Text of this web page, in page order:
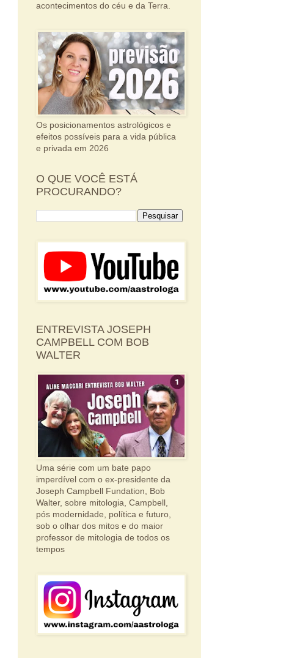
acontecimentos do céu e da Terra.
Os posicionamentos astrológicos e
efeitos possíveis para a vida pública
e privada em 2026
O QUE VOCÊ ESTÁ
PROCURANDO?
ENTREVISTA JOSEPH
CAMPBELL COM BOB
WALTER
Uma série com um bate papo
imperdível com o ex-presidente da
Joseph Campbell Fundation, Bob
Walter, sobre mitologia, Campbell,
pós modernidade, política e futuro,
sob o olhar dos mitos e do maior
professor de mitologia de todos os
tempos